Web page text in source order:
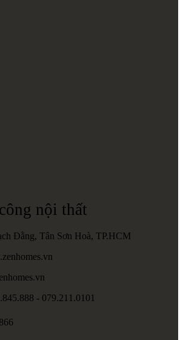
nội thất
Đằng, Tân Sơn Hoà, TP.HCM
- 079.211.0101